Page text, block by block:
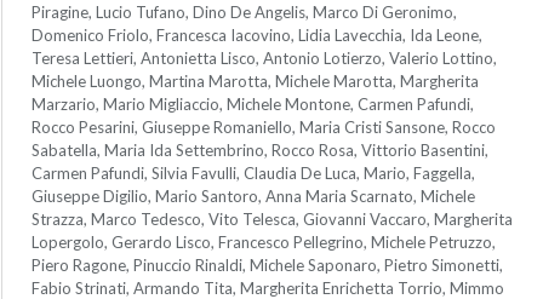
Piragine, Lucio Tufano, Dino De Angelis, Marco Di Geronimo,
Domenico Friolo, Francesca Iacovino, Lidia Lavecchia, Ida Leone,
Teresa Lettieri, Antonietta Lisco, Antonio Lotierzo, Valerio Lottino,
Michele Luongo, Martina Marotta, Michele Marotta, Margherita
Marzario, Mario Migliaccio, Michele Montone, Carmen Pafundi,
Rocco Pesarini, Giuseppe Romaniello, Maria Cristi Sansone, Rocco
Sabatella, Maria Ida Settembrino, Rocco Rosa, Vittorio Basentini,
Carmen Pafundi, Silvia Favulli, Claudia De Luca, Mario, Faggella,
Giuseppe Digilio, Mario Santoro, Anna Maria Scarnato, Michele
Strazza, Marco Tedesco, Vito Telesca, Giovanni Vaccaro, Margherita
Lopergolo, Gerardo Lisco, Francesco Pellegrino, Michele Petruzzo,
Piero Ragone, Pinuccio Rinaldi, Michele Saponaro, Pietro Simonetti,
Fabio Strinati, Armando Tita, Margherita Enrichetta Torrio, Mimmo